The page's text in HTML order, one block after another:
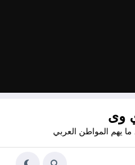
وى
يهم المواطن العربي